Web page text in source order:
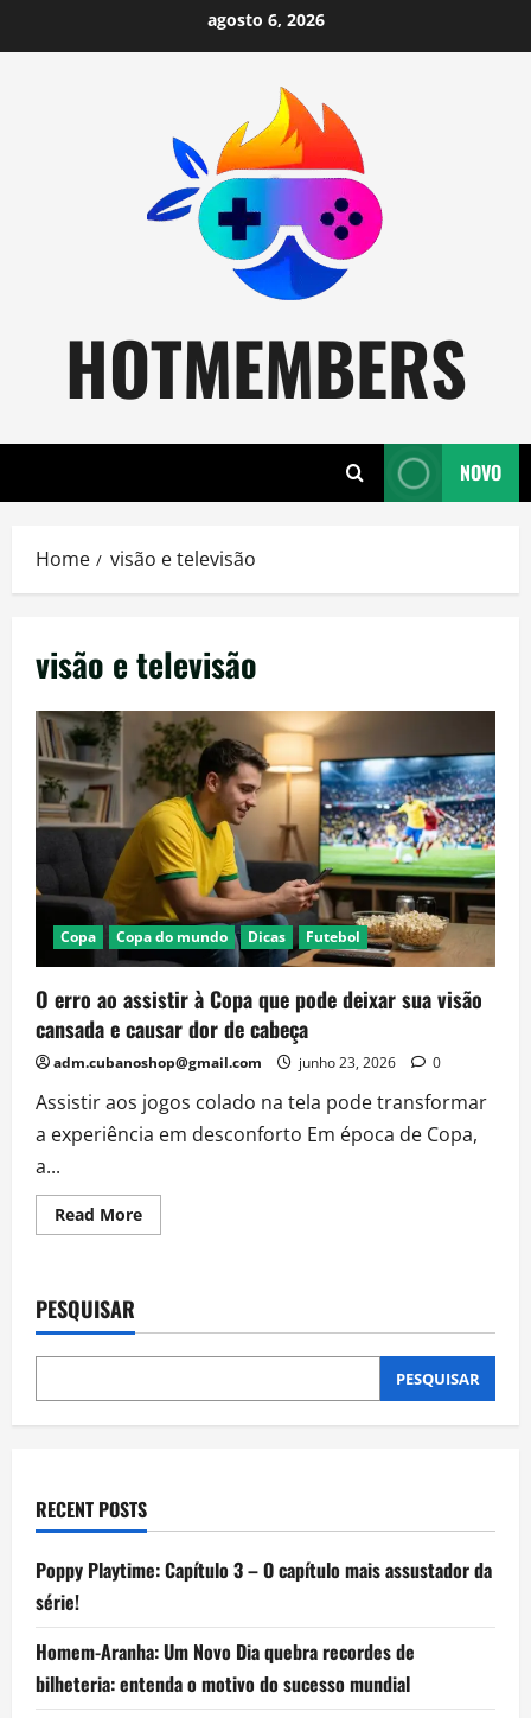
to
agosto 6, 2026
HOTMEMBERS
NOVO
Home visão e televisão
visão e televisão
Copa Copa do mundo Dicas Futebol
O erro ao assistir à Copa que pode deixar sua visão
cansada e causar dor de cabeça
adm.cubanoshop@gmail.com junho 23, 2026 0
Assistir aos jogos colado na tela pode transformar
a experiência em desconforto Em época de Copa,
a...
Read MoreRead
more
à
que
deixar
visão
dor
de
cabeça
PESQUISAR
PESQUISAR
RECENT POSTS
Poppy Playtime: Capítulo 3 – O capítulo mais assustador da
série!
Homem-Aranha: Um Novo Dia quebra recordes de
bilheteria: entenda o motivo do sucesso mundial